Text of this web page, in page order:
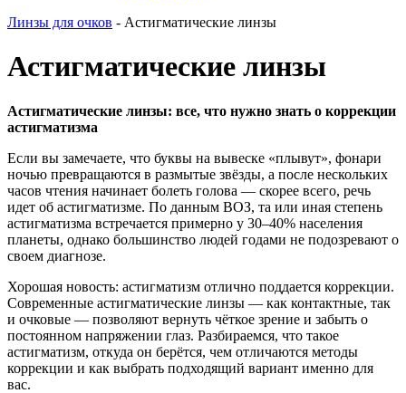
Линзы для очков - Астигматические линзы
Астигматические линзы
Астигматические линзы: все, что нужно знать о коррекции
астигматизма
Если вы замечаете, что буквы на вывеске «плывут», фонари
ночью превращаются в размытые звёзды, а после нескольких
часов чтения начинает болеть голова — скорее всего, речь
идет об астигматизме. По данным ВОЗ, та или иная степень
астигматизма встречается примерно у 30–40% населения
планеты, однако большинство людей годами не подозревают о
своем диагнозе.
Хорошая новость: астигматизм отлично поддается коррекции.
Современные астигматические линзы — как контактные, так
и очковые — позволяют вернуть чёткое зрение и забыть о
постоянном напряжении глаз. Разбираемся, что такое
астигматизм, откуда он берётся, чем отличаются методы
коррекции и как выбрать подходящий вариант именно для
вас.